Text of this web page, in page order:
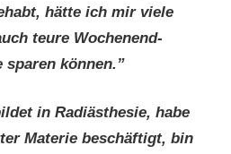
hätte ich mir viele
teure Wochenend-
sparen können.”
in Radiästhesie, habe
Materie beschäftigt, bin